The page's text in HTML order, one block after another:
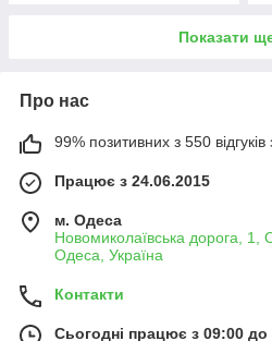
Показати
Про нас
99% позитивних з 550 відгуків
Працює з 24.06.2015
м. Одеса
Новомиколаївська дорога, 1,
Одеса, Україна
Контакти
Сьогодні працює з 09:00 до